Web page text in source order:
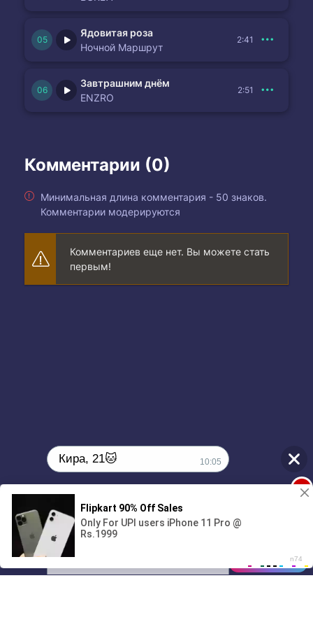
Ядовитая роза
Ночной Маршрут
2:41
Завтрашним днём
ENZRO
2:51
Комментарии (0)
Минимальная длина комментария - 50 знаков.
Комментарии модерируются
Комментариев еще нет. Вы можете стать
первым!
01/07
00:00
Кира, 21🐱 10:05
Поиграешь со мной? 💖🐾
1